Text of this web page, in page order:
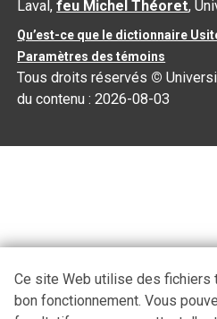
Laval,feu Michel Théoret,
Qu’est-ce que le dictionnaire
Paramètres des témoins
Tous droits réservés ©
du contenu :2026-08-03
Ce site Web utilise des fichiers
bon fonctionnement. Vous